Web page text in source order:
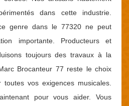
dans cette industrie.
genre dans le 77320 ne peut
importante. Producteurs et
toujours des travaux à la
Brocanteur 77 reste le choix
vos exigences musicales.
pour vous aider. Vous